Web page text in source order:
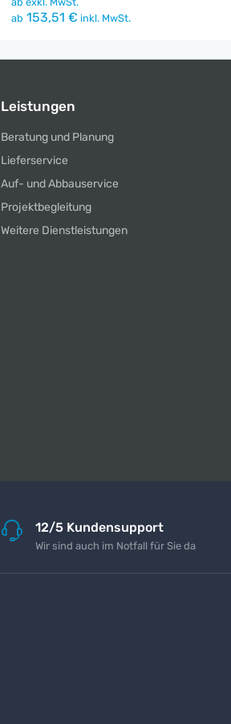
ab 153,51 € inkl. MwSt.
Leistungen
Beratung und Planung
Lieferservice
Auf- und Abbauservice
Projektbegleitung
Weitere Dienstleistungen
12/5 Kundensupport
Wir sind auch im Notfall für Sie da